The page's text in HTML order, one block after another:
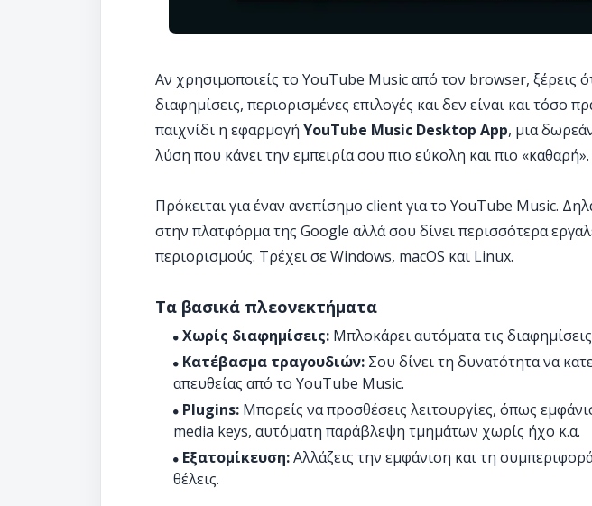
Αν χρησιμοποιείς το YouTube Music από τον browser, ξέρεις
διαφημίσεις, περιορισμένες επιλογές και δεν είναι και τόσο
παιχνίδι η εφαρμογή YouTube Music Desktop App, μια
λύση που κάνει την εμπειρία σου πιο εύκολη και πιο «καθαρή».
Πρόκειται για έναν ανεπίσημο client για το YouTube Music.
στην πλατφόρμα της Google αλλά σου δίνει περισσότερα
περιορισμούς. Τρέχει σε Windows, macOS και Linux.
Τα βασικά πλεονεκτήματα
Χωρίς διαφημίσεις: Μπλοκάρει αυτόματα τις
Κατέβασμα τραγουδιών: Σου δίνει τη δυνατότητα να
απευθείας από το YouTube Music.
Plugins: Μπορείς να προσθέσεις λειτουργίες, όπως
media keys, αυτόματη παράβλεψη τμημάτων χωρίς ήχο κ.α.
Εξατομίκευση:Αλλάζεις την εμφάνιση και τη
θέλεις.